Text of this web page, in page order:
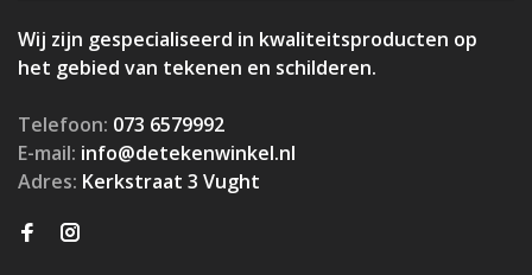
Wij zijn gespecialiseerd in kwaliteitsproducten op
het gebied van tekenen en schilderen.
Telefoon: 073 6579992
E-mail: info@detekenwinkel.nl
Adres: Kerkstraat 3 Vught